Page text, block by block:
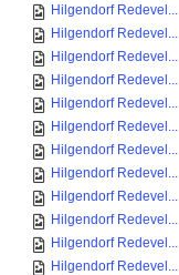
Hilgendorf Redevel...
Hilgendorf Redevel...
Hilgendorf Redevel...
Hilgendorf Redevel...
Hilgendorf Redevel...
Hilgendorf Redevel...
Hilgendorf Redevel...
Hilgendorf Redevel...
Hilgendorf Redevel...
Hilgendorf Redevel...
Hilgendorf Redevel...
Hilgendorf Redevel...